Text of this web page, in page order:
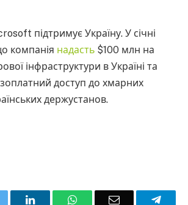
підтримує Україну. У січні
компанія надасть $100 млн на
інфраструктури в Україні та
доступ до хмарних
держустанов.
LinkedInWhatsAppEmail